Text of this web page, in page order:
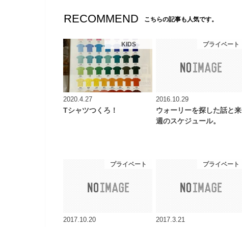
RECOMMEND こちらの記事も人気です。
KIDS
2020.4.27
Tシャツつくろ！
プライベート
2016.10.29
ウォーリーを探した話と来
週のスケジュール。
プライベート
2017.10.20
プライベート
2017.3.21